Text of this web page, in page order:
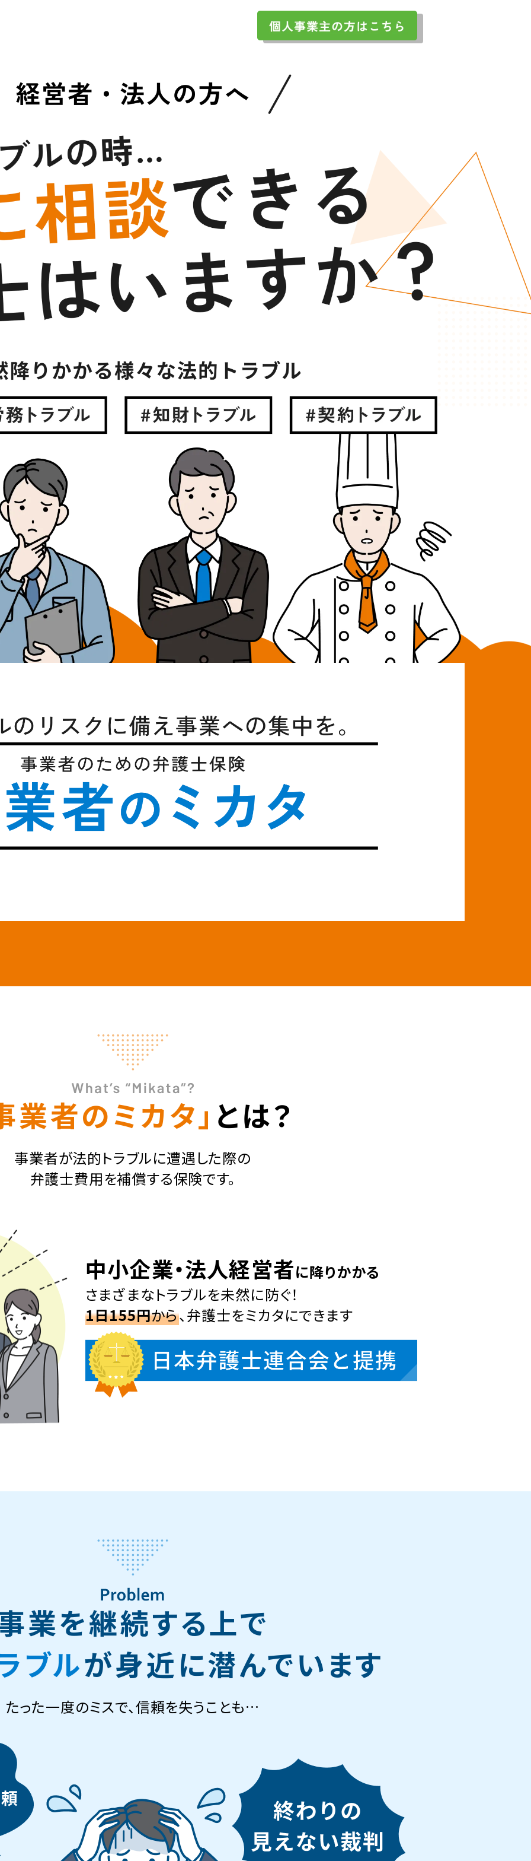
業者のミカタ」 とは？
事業者が法的トラブルに遭遇した際の
弁護士費用を補償する保険です。
中小企業・法人経営者に降りかかる
さまざまなトラブルを未然に防ぐ！
1日155円から、弁護士をミカタにできます
業を継続する上で
ブルが身近に潜んでいます
たった一度のミスで、信頼を失うことも…